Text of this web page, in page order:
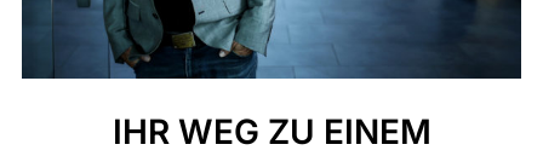
IHR WEG ZU EINEM